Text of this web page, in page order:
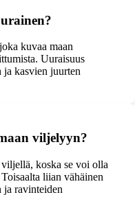
kuvaa maan
Uuraisuus
ja kasvien juurten
viljelyyn?
koska se voi olla
liian vähäinen
ja ravinteiden